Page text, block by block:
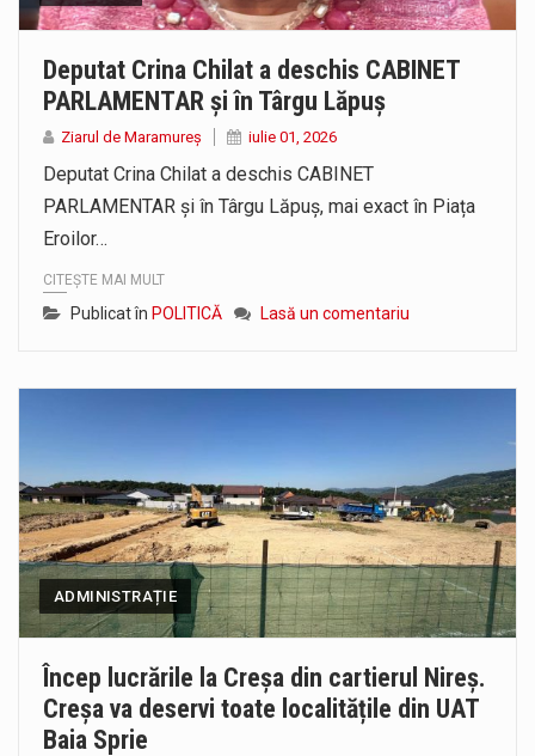
Deputat Crina Chilat a deschis CABINET
PARLAMENTAR și în Târgu Lăpuș
Ziarul de Maramureș iulie 01, 2026
Deputat Crina Chilat a deschis CABINET
PARLAMENTAR și în Târgu Lăpuș, mai exact în Piața
Eroilor…
CITEȘTE MAI MULT
Publicat în POLITICĂ Lasă un comentariu
ADMINISTRAȚIE
Încep lucrările la Creșa din cartierul Nireș.
Creșa va deservi toate localitățile din UAT
Baia Sprie